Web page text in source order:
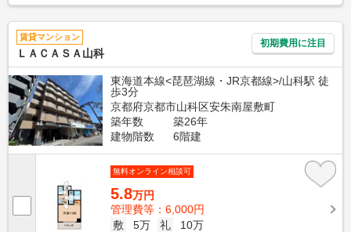
賃貸マンション
ＬＡＣＡＳＡ山科
初期費用に注目
東海道本線<琵琶湖線・JR京都線>/山科駅 徒
歩3分
京都府京都市山科区安朱南屋敷町
築年数
築26年
建物階数
6階建
無料オンライン相談可
5.8万円
管理費等：6,000円
敷
5万 礼
10万